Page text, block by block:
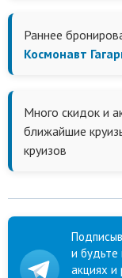
Раннее
Космонавт
Много скидок и
ближайшие
круизов
и будьте
акциях и